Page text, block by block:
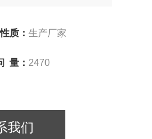
质：生产厂家
量： 2470
我们